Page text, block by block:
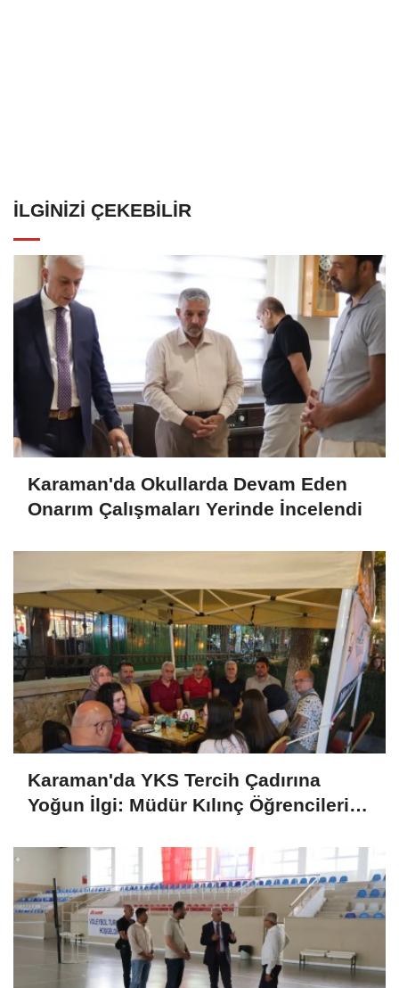
İLGINIZI ÇEKEBILIR
Karaman'da Okullarda Devam Eden
Onarım Çalışmaları Yerinde İncelendi
Karaman'da YKS Tercih Çadırına
Yoğun İlgi: Müdür Kılınç Öğrencileri